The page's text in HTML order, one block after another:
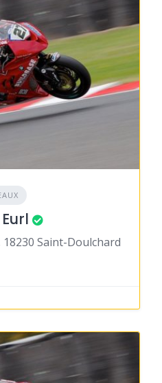
Saint-Doulchard